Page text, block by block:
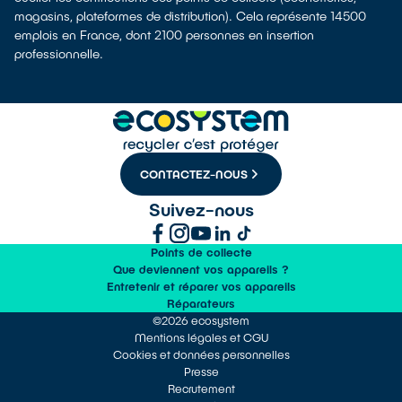
magasins, plateformes de distribution). Cela représente 14500
emplois en France, dont 2100 personnes en insertion
professionnelle.
CONTACTEZ-NOUS
Suivez-nous
Points de collecte
Que deviennent vos appareils ?
Entretenir et réparer vos appareils
Réparateurs
©2026 ecosystem
Mentions légales et CGU
Cookies et données personnelles
Presse
Recrutement